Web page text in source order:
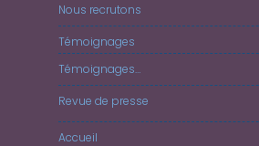
Nous recrutons
Témoignages
Témoignages…
Revue de presse
Accueil